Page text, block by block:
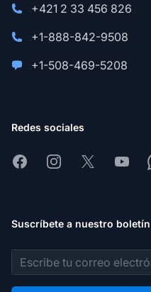
+421 2 33 456 826
+1-888-842-9508
+1-508-469-5208
Redes sociales
FacebookInstagram
X
Suscríbete a nuestro boletín
Dirección de correo